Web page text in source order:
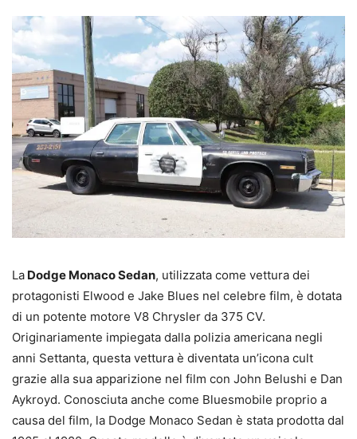
La Dodge Monaco Sedan, utilizzata come vettura dei
protagonisti Elwood e Jake Blues nel celebre film, è dotata
di un potente motore V8 Chrysler da 375 CV.
Originariamente impiegata dalla polizia americana negli
anni Settanta, questa vettura è diventata un’icona cult
grazie alla sua apparizione nel film con John Belushi e Dan
Aykroyd. Conosciuta anche come Bluesmobile proprio a
causa del film, la Dodge Monaco Sedan è stata prodotta dal